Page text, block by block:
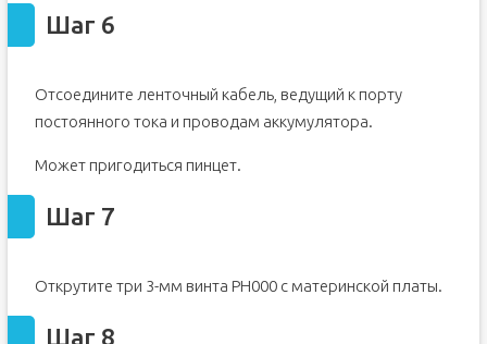
Шаг 6
Отсоедините ленточный кабель, ведущий к порту
постоянного тока и проводам аккумулятора.
Может пригодиться пинцет.
Шаг 7
Открутите три 3-мм винта PH000 с материнской платы.
Шаг 8